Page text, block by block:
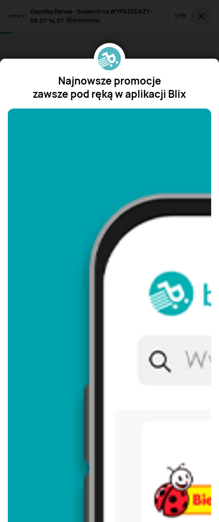
Gazetka Renee - Sukienki na WYPRZEDAŻY -
08.07-14.07
archiwalna 1/19
Najnowsze promocje
zawsze pod ręką w aplikacji Blix
"/>